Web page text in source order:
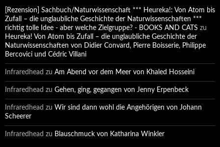
[Rezension] Sachbuch/Naturwissenschaft *** Heureka!: Von Atom bis
Zufall – die unglaubliche Geschichte der Naturwissenschaften ***
richtig tolle Idee - aber welche Zielgruppe? - BOOKS AND CATS zu
Heureka! Von Atom bis Zufall – die unglaubliche Geschichte der
Naturwissenschaften von Didier Convard, Pierre Boisserie, Philippe
Bercovici und Cédric Villani
Infraredhead zu Am Abend vor dem Meer von Khaled Hosseini
Infraredhead zu Gehen, ging, gegangen von Jenny Erpenbeck
Infraredhead zu Wir sind dann wohl die Angehörigen von Johann
Scheerer
Infraredhead zu Blauschmuck von Katharina Winkler